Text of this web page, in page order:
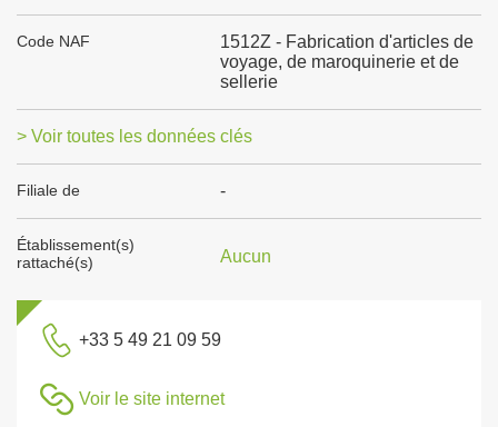
Code NAF
1512Z - Fabrication d'articles de
voyage, de maroquinerie et de
sellerie
> Voir toutes les données clés
Filiale de -
Établissement(s)
rattaché(s)
Aucun
+33 5 49 21 09 59
Voir le site internet